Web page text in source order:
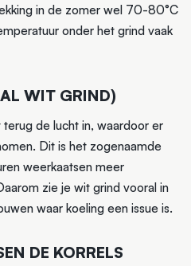
in de zomer wel 70-80°C
onder het grind vaak
WIT GRIND)
de lucht in, waardoor er
Dit is het zogenaamde
weerkaatsen meer
zie je wit grind vooral in
waar koeling een issue is.
DE KORRELS